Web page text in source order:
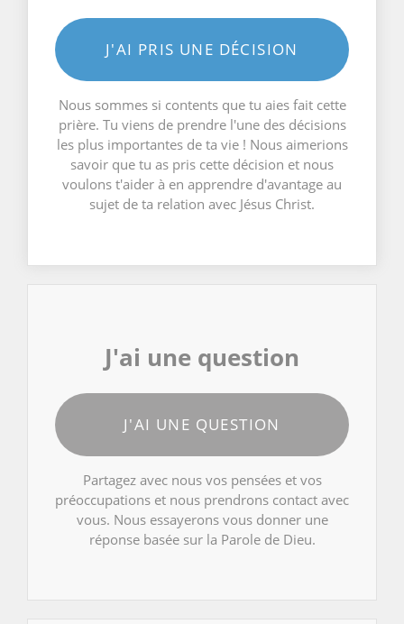
J'AI PRIS UNE DÉCISION
Nous sommes si contents que tu aies fait cette
prière. Tu viens de prendre l'une des décisions
les plus importantes de ta vie ! Nous aimerions
savoir que tu as pris cette décision et nous
voulons t'aider à en apprendre d'avantage au
sujet de ta relation avec Jésus Christ.
J'ai une question
J'AI UNE QUESTION
Partagez avec nous vos pensées et vos
préoccupations et nous prendrons contact avec
vous. Nous essayerons vous donner une
réponse basée sur la Parole de Dieu.